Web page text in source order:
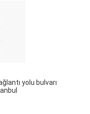
yolu bulvarı